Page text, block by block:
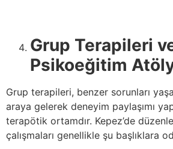
Grup Terapileri
Psikoeğitim
Grup terapileri, benzer sorunları
araya gelerek deneyim paylaşımı
terapötik ortamdır. Kepez’de
çalışmaları genellikle şu başlıklara